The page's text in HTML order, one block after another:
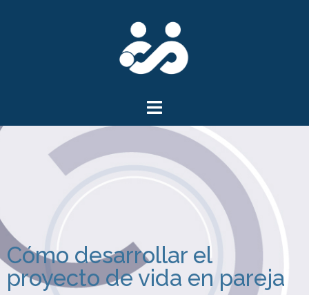
Cómo desarrollar el
proyecto de vida en pareja